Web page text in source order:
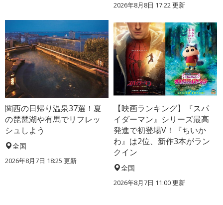
2026年8月8日 17:22更新
関西の日帰り温泉37選！夏
の琵琶湖や有馬でリフレッ
シュしよう
全国
2026年8月7日 18:25 更新
【映画ランキング】『スパ
イダーマン』シリーズ最高
発進で初登場V！『ちいか
わ』は2位、新作3本がラン
クイン
全国
2026年8月7日 11:00更新